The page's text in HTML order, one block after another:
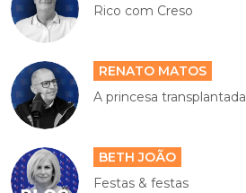
Rico com Creso
RENATO MATOS
A princesa transplantada
BETH JOÃO
Festas & festas